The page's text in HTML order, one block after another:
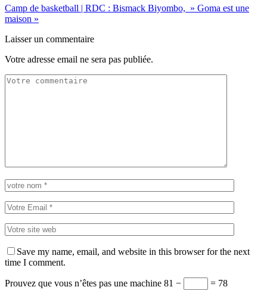
Camp de basketball | RDC : Bismack Biyombo, » Goma est une
maison »
Laisser un commentaire
Votre adresse email ne sera pas publiée.
Save my name, email, and website in this browser for the next
time I comment.
Prouvez que vous n’êtes pas une machine 81 − = 78